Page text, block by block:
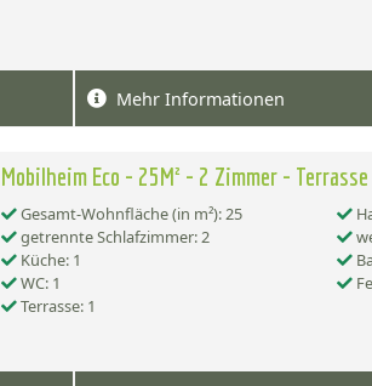
Mehr Informationen
Mobilheim Eco - 25M² - 2 Zimmer - Terrasse
Gesamt-Wohnfläche (in m²): 25
getrennte Schlafzimmer: 2
Küche: 1
WC: 1
Terrasse: 1